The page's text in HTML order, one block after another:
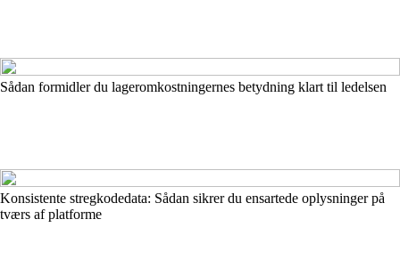
Sådan formidler du lageromkostningernes betydning klart til ledelsen
Konsistente stregkodedata: Sådan sikrer du ensartede oplysninger på
tværs af platforme